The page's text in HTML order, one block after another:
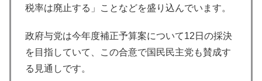
税率は廃止する」ことなどを盛り込んでいます。
政府与党は今年度補正予算案について12日の採決
を目指していて、この合意で国民民主党も賛成す
る見通しです。